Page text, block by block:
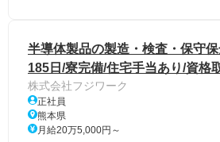
半導体製品の製造・検査・保守
185日/寮完備/住宅手当あり/資格
株式会社フジワーク
正社員
熊本県
月給20万5,000円～